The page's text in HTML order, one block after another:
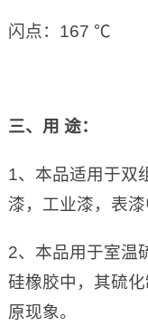
闪点：167 ℃
三、用 途：
1、本品适用于双
漆，工业漆，表漆
2、本品用于室温
硅橡胶中，其硫
原现象。